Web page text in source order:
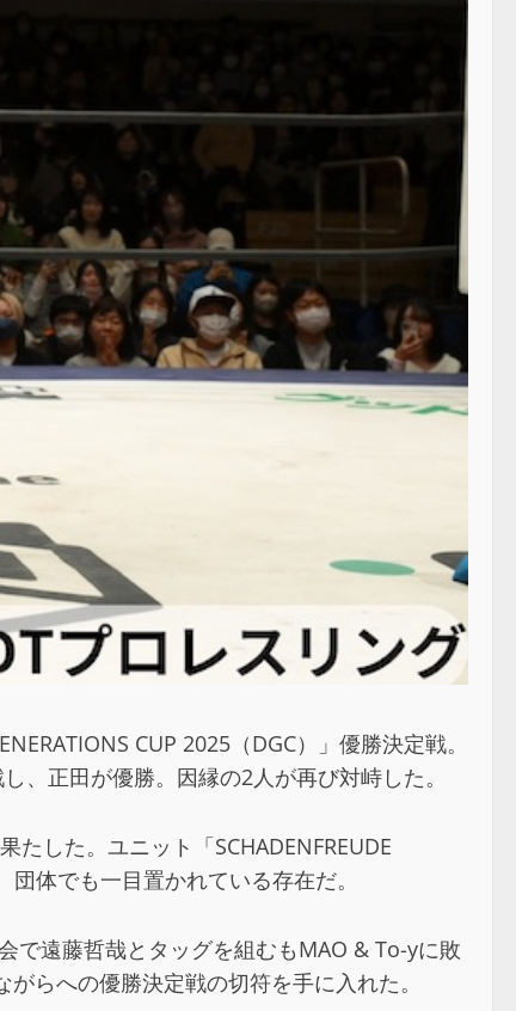
CUP 2025（DGC）」優勝決定戦。
、正田が優勝。因縁の2人が再び対峙した。
した。ユニット「SCHADENFREUDE
体でも一目置かれている存在だ。
で遠藤哲哉とタッグを組むもMAO & To-yに敗
らへの優勝決定戦の切符を手に入れた。